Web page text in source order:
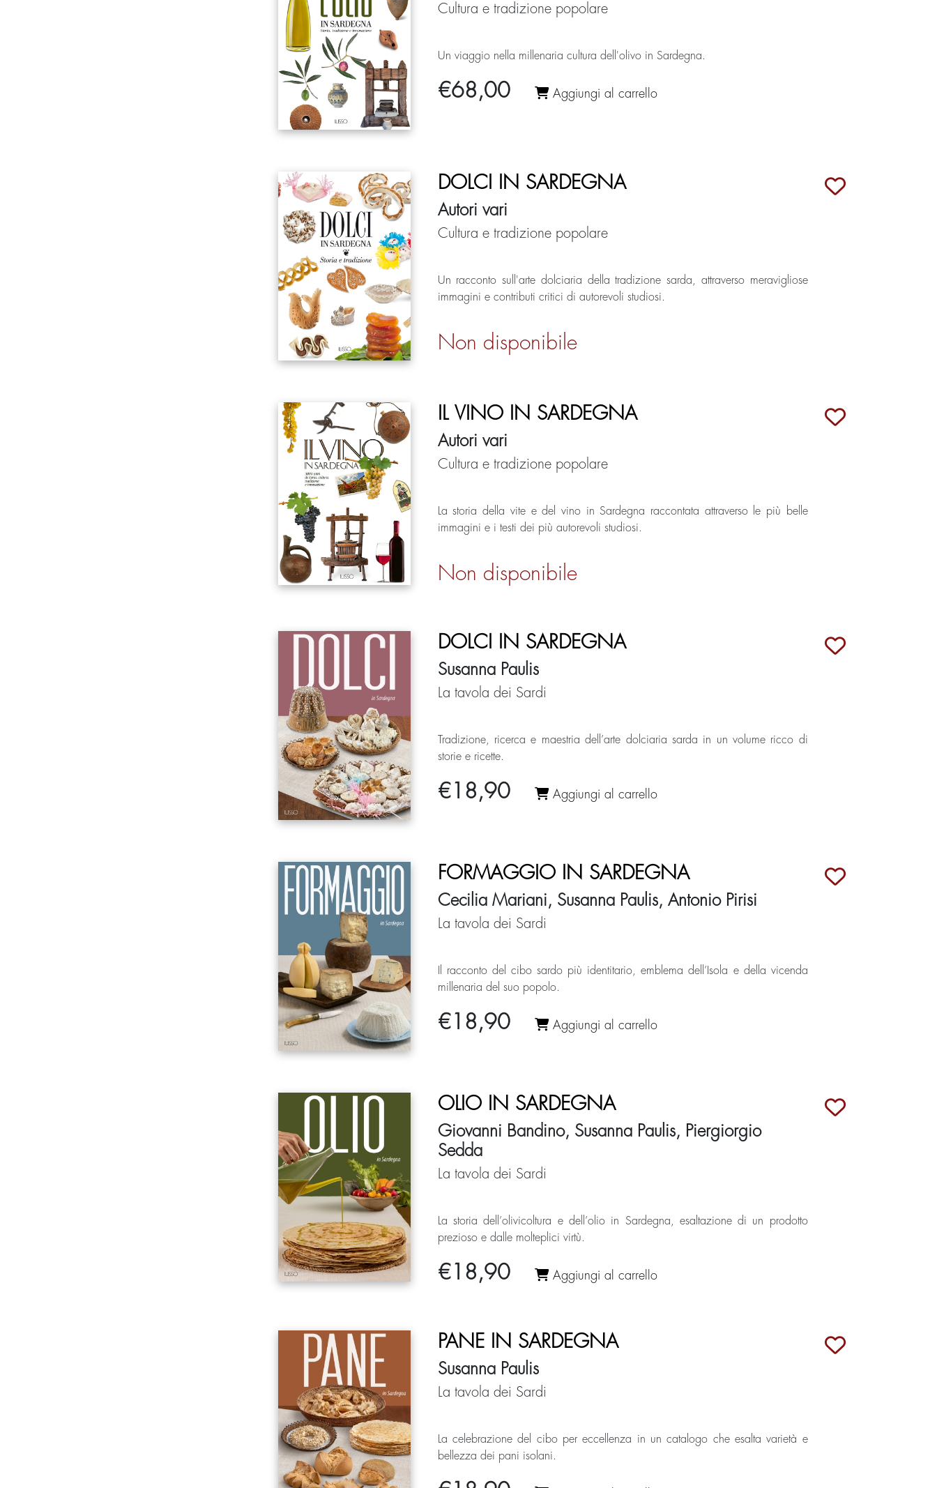
Cultura e tradizione popolare
Un viaggio nella millenaria cultura dell'olivo in Sardegna.
€68,00 Aggiungi al carrello
DOLCI IN SARDEGNA
Autori vari
Cultura e tradizione popolare
Un racconto sull'arte dolciaria della tradizione sarda, attraverso meravigliose
immagini e contributi critici di autorevoli studiosi.
Non disponibile
IL VINO IN SARDEGNA
Autori vari
Cultura e tradizione popolare
La storia della vite e del vino in Sardegna raccontata attraverso le più belle
immagini e i testi dei più autorevoli studiosi.
Non disponibile
DOLCI IN SARDEGNA
Susanna Paulis
La tavola dei Sardi
Tradizione, ricerca e maestria dell’arte dolciaria sarda in un volume ricco di
storie e ricette.
€18,90 Aggiungi al carrello
FORMAGGIO IN SARDEGNA
Cecilia Mariani, Susanna Paulis, Antonio Pirisi
La tavola dei Sardi
Il racconto del cibo sardo più identitario, emblema dell’Isola e della vicenda
millenaria del suo popolo.
€18,90 Aggiungi al carrello
OLIO IN SARDEGNA
Giovanni Bandino, Susanna Paulis, Piergiorgio
Sedda
La tavola dei Sardi
La storia dell’olivicoltura e dell’olio in Sardegna, esaltazione di un prodotto
prezioso e dalle molteplici virtù.
€18,90 Aggiungi al carrello
PANE IN SARDEGNA
Susanna Paulis
La tavola dei Sardi
La celebrazione del cibo per eccellenza in un catalogo che esalta varietà e
bellezza dei pani isolani.